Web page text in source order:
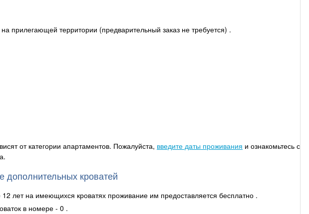
прилегающей территории (предварительный заказ не требуется) .
от категории апартаментов. Пожалуйста, введите даты проживания и ознакомьтесь с
дополнительных кроватей
лет на имеющихся кроватях проживание им предоставляется бесплатно .
в номере - 0 .